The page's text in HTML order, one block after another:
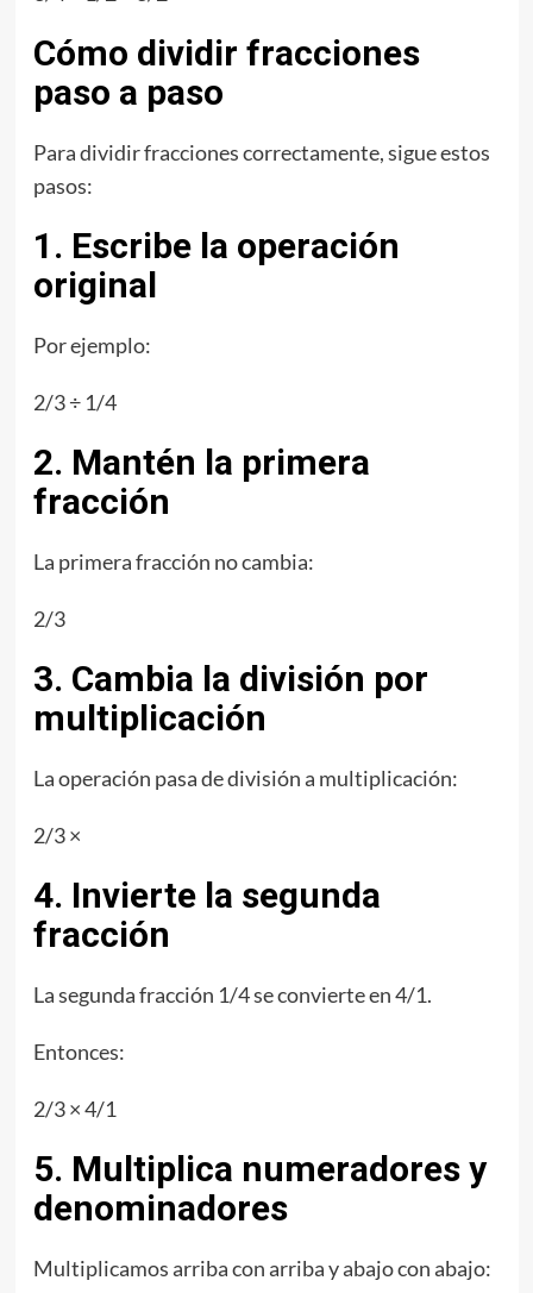
Cómo dividir fracciones
paso a paso
Para dividir fracciones correctamente, sigue estos
pasos:
1. Escribe la operación
original
Por ejemplo:
2/3 ÷ 1/4
2. Mantén la primera
fracción
La primera fracción no cambia:
2/3
3. Cambia la división por
multiplicación
La operación pasa de división a multiplicación:
2/3 ×
4. Invierte la segunda
fracción
La segunda fracción 1/4 se convierte en 4/1.
Entonces:
2/3 × 4/1
5. Multiplica numeradores y
denominadores
Multiplicamos arriba con arriba y abajo con abajo: